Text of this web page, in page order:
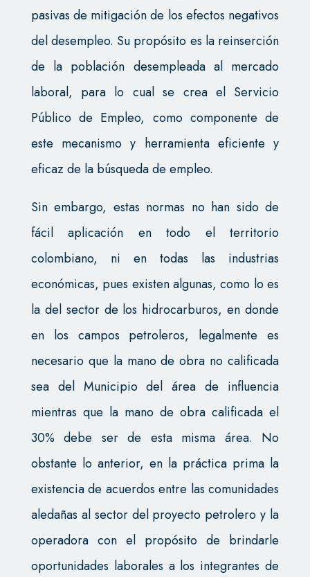
pasivas de mitigación de los efectos negativos
del desempleo. Su propósito es la reinserción
de la población desempleada al mercado
laboral, para lo cual se crea el Servicio
Público de Empleo, como componente de
este mecanismo y herramienta eficiente y
eficaz de la búsqueda de empleo.
Sin embargo, estas normas no han sido de
fácil aplicación en todo el territorio
colombiano, ni en todas las industrias
económicas, pues existen algunas, como lo es
la del sector de los hidrocarburos, en donde
en los campos petroleros, legalmente es
necesario que la mano de obra no calificada
sea del Municipio del área de influencia
mientras que la mano de obra calificada el
30% debe ser de esta misma área. No
obstante lo anterior, en la práctica prima la
existencia de acuerdos entre las comunidades
aledañas al sector del proyecto petrolero y la
operadora con el propósito de brindarle
oportunidades laborales a los integrantes de